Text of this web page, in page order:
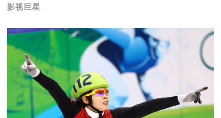
影视巨星